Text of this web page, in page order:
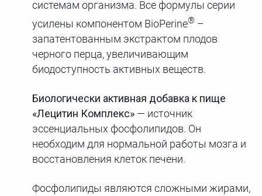
системам организма. Все формулы серии
усилены компонентом BioPerine® –
запатентованным экстрактом плодов
черного перца, увеличивающим
биодоступность активных веществ.
Биологически активная добавка к пище
«Лецитин Комплекс» — источник
эссенциальных фосфолипидов. Он
необходим для нормальной работы мозга и
восстановления клеток печени.
Фосфолипиды являются сложными жирами,